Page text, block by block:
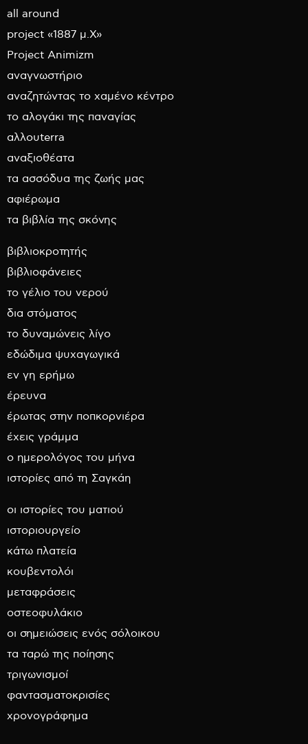
all around
project «1887 μ.Χ»
Project Animizm
αναγνωστήριο
αναζητώντας το χαμένο κέντρο
το αλογάκι της παναγίας
αλλουterra
αναξιοθέατα
τα ασσόδυα της ζωής μας
αφιέρωμα
τα βιβλία της σκόνης
βιβλιοκροτητής
βιβλιοφάνειες
το γέλιο του νερού
δια στόματος
το δυναμώνεις λίγο
εδώδιμα ψυχαγωγικά
εν γη ερήμω
έρευνα
έρωτας στην ποπκορνιέρα
έχεις γράμμα
ο ημερολόγος του μήνα
ιστορίες από τη Σαγκάη
οι ιστορίες του ματιού
ιστοριουργείο
κάτω πλατεία
κουβεντολόι
μεταφράσεις
οστεοφυλάκιο
οι σημειώσεις ενός σόλοικου
τα ταρώ της ποίησης
τριγωνισμοί
φαντασματοκρισίες
χρονογράφημα